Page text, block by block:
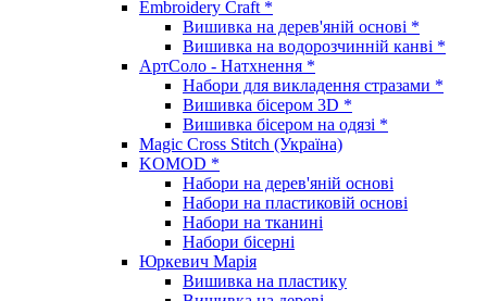
Embroidery Craft *
Вишивка на дерев'яній основі *
Вишивка на водорозчинній канві *
АртСоло - Натхнення *
Набори для викладення стразами *
Вишивка бісером 3D *
Вишивка бісером на одязі *
Magic Cross Stitch (Україна)
KOMOD *
Набори на дерев'яній основі
Набори на пластиковій основі
Набори на тканині
Набори бісерні
Юркевич Марія
Вишивка на пластику